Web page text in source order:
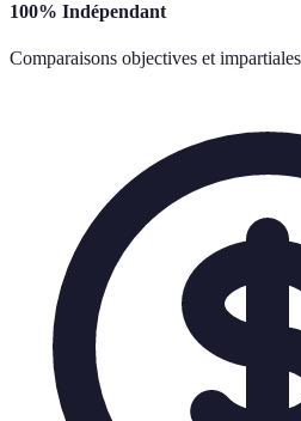
100% Indépendant
Comparaisons objectives et impartiales